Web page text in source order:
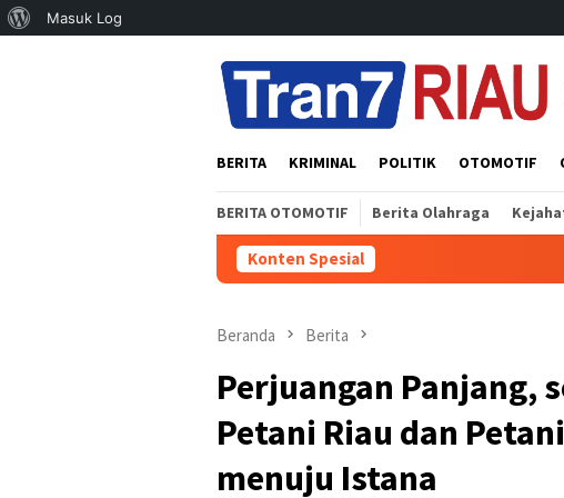
Tentang
Masuk Log
BERITA KRIMINAL POLITIK OTOMOTIF
BERITA OTOMOTIF Berita Olahraga
Konten Spesial Polsek
Beranda Berita
Perjuangan Panjang,
Petani Riau dan
menuju Istana